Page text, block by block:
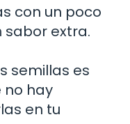
con un poco
extra.
semillas es
no hay
en tu